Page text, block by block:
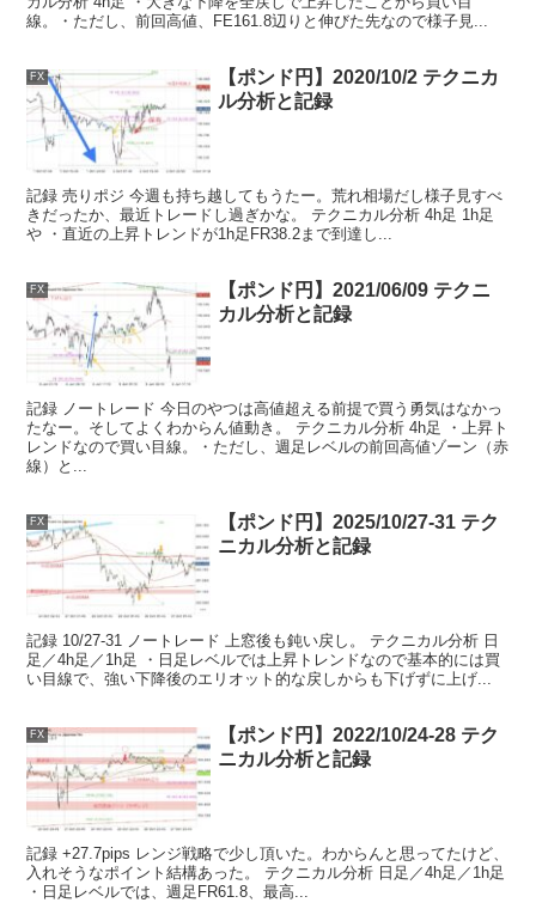
線。・ただし、前回高値、FE161.8辺りと伸びた先なので様子見...
FX
【ポンド円】2020/10/2 テクニカ
ル分析と記録
記録 売りポジ 今週も持ち越してもうたー。荒れ相場だし様子見すべ
きだったか、最近トレードし過ぎかな。 テクニカル分析 4h足 1h足
や ・直近の上昇トレンドが1h足FR38.2まで到達し...
FX
【ポンド円】2021/06/09 テクニ
カル分析と記録
記録 ノートレード 今日のやつは高値超える前提で買う勇気はなかっ
たなー。そしてよくわからん値動き。 テクニカル分析 4h足 ・上昇ト
レンドなので買い目線。・ただし、週足レベルの前回高値ゾーン（赤
線）と...
FX
【ポンド円】2025/10/27-31 テク
ニカル分析と記録
記録 10/27-31 ノートレード 上窓後も鈍い戻し。 テクニカル分析 日
足／4h足／1h足 ・日足レベルでは上昇トレンドなので基本的には買
い目線で、強い下降後のエリオット的な戻しからも下げずに上げ...
FX
【ポンド円】2022/10/24-28 テク
ニカル分析と記録
記録 +27.7pips レンジ戦略で少し頂いた。わからんと思ってたけど、
入れそうなポイント結構あった。 テクニカル分析 日足／4h足／1h足
・日足レベルでは、週足FR61.8、最高...